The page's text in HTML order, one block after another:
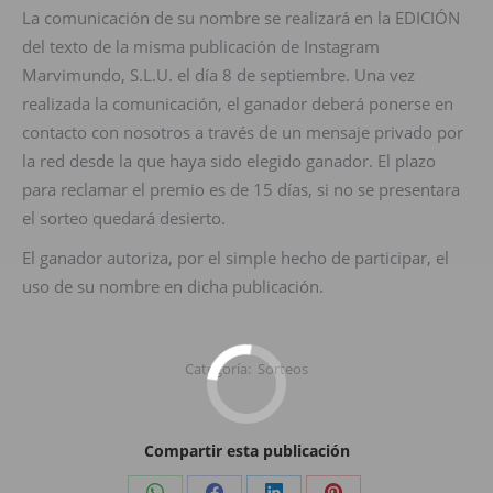
La comunicación de su nombre se realizará en la EDICIÓN
del texto de la misma publicación de Instagram
Marvimundo, S.L.U. el día 8 de septiembre. Una vez
realizada la comunicación, el ganador deberá ponerse en
contacto con nosotros a través de un mensaje privado por
la red desde la que haya sido elegido ganador. El plazo
para reclamar el premio es de 15 días, si no se presentara
el sorteo quedará desierto.
El ganador autoriza, por el simple hecho de participar, el
uso de su nombre en dicha publicación.
Categoría: Sorteos
Compartir esta publicación